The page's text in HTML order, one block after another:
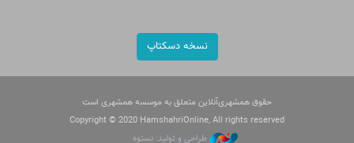
نسخه دسکتاپ
حقوق همشهری‌آنلاین متعلق به موسسه همشهری است
Copyright © 2020 HamshahriOnline, All rights reserved
طراحی و تولید: نستوه